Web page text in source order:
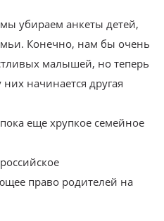
убираем анкеты детей,
Конечно, нам бы очень
малышей, но теперь
начинается другая
еще хрупкое семейное
право родителей на